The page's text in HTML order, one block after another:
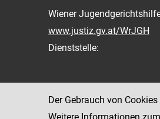
Wiener
www.justiz.gv.at/WrJGH
Dienststelle:
Der Gebrauch von